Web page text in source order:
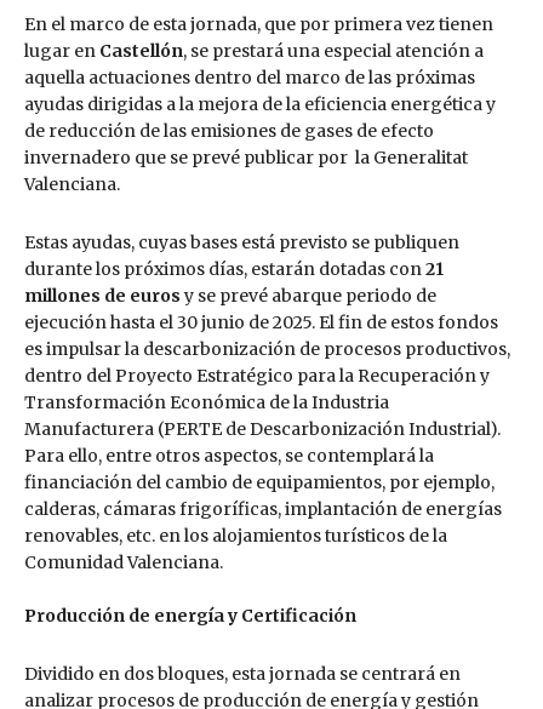
En el marco de esta jornada, que por primera vez tienen
lugar en Castellón, se prestará una especial atención a
aquella actuaciones dentro del marco de las próximas
ayudas dirigidas a la mejora de la eficiencia energética y
de reducción de las emisiones de gases de efecto
invernadero que se prevé publicar por la Generalitat
Valenciana.
Estas ayudas, cuyas bases está previsto se publiquen
durante los próximos días, estarán dotadas con21
millones de eurosy se prevé abarque periodo de
ejecución hasta el 30 junio de 2025. El fin de estos fondos
es impulsar la descarbonización de procesos productivos,
dentro del Proyecto Estratégico para la Recuperación y
Transformación Económica de la Industria
Manufacturera (PERTE de Descarbonización Industrial).
Para ello, entre otros aspectos, se contemplará la
financiación del cambio de equipamientos, por ejemplo,
calderas, cámaras frigoríficas, implantación de energías
renovables, etc. en los alojamientos turísticos de la
Comunidad Valenciana.
Producción de energía y Certificación
Dividido en dos bloques, esta jornada se centrará en
analizar procesos de producción de energía y gestión